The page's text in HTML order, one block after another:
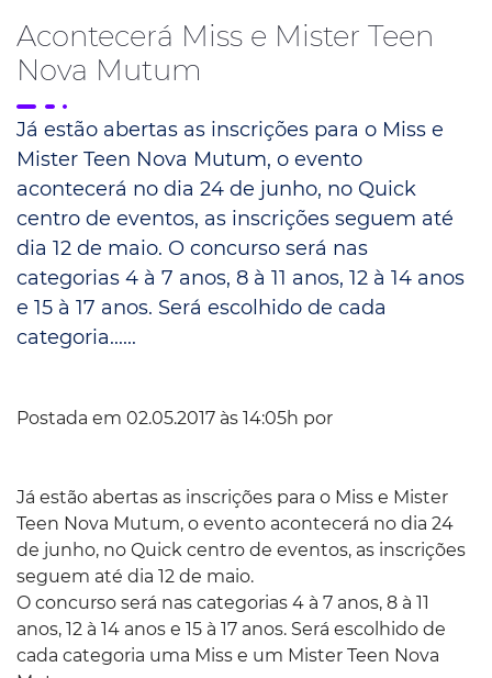
Acontecerá Miss e Mister Teen
Nova Mutum
Já estão abertas as inscrições para o Miss e
Mister Teen Nova Mutum, o evento
acontecerá no dia 24 de junho, no Quick
centro de eventos, as inscrições seguem até
dia 12 de maio. O concurso será nas
categorias 4 à 7 anos, 8 à 11 anos, 12 à 14 anos
e 15 à 17 anos. Será escolhido de cada
categoria......
Postada em 02.05.2017 às 14:05h por
Já estão abertas as inscrições para o Miss e Mister
Teen Nova Mutum, o evento acontecerá no dia 24
de junho, no Quick centro de eventos, as inscrições
seguem até dia 12 de maio.
O concurso será nas categorias 4 à 7 anos, 8 à 11
anos, 12 à 14 anos e 15 à 17 anos. Será escolhido de
cada categoria uma Miss e um Mister Teen Nova